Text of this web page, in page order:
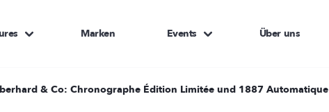
Marken Events Über uns
& Co: Chronographe Édition Limitée und 1887 Automatique